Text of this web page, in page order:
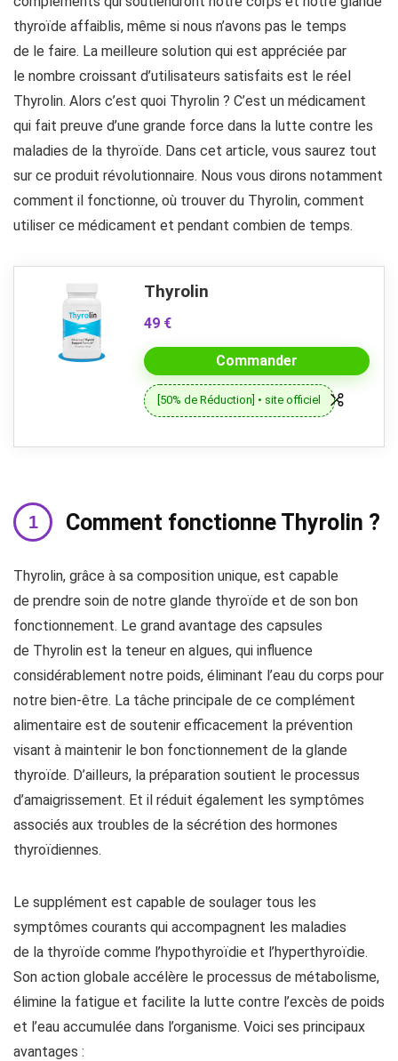
thyroïde affaiblis, même si nous n’avons pas le temps
de le faire. La meilleure solution qui est appréciée par
le nombre croissant d’utilisateurs satisfaits est le réel
Thyrolin. Alors c’est quoi Thyrolin ? C’est un médicament
qui fait preuve d’une grande force dans la lutte contre les
maladies de la thyroïde. Dans cet article, vous saurez tout
sur ce produit révolutionnaire. Nous vous dirons notamment
comment il fonctionne, où trouver du Thyrolin, comment
utiliser ce médicament et pendant combien de temps.
Thyrolin
49 €
Commander
[50% de Réduction] • site officiel
Comment fonctionne Thyrolin ?
Thyrolin, grâce à sa composition unique, est capable
de prendre soin de notre glande thyroïde et de son bon
fonctionnement. Le grand avantage des capsules
de Thyrolin est la teneur en algues, qui influence
considérablement notre poids, éliminant l’eau du corps pour
notre bien-être. La tâche principale de ce complément
alimentaire est de soutenir efficacement la prévention
visant à maintenir le bon fonctionnement de la glande
thyroïde. D’ailleurs, la préparation soutient le processus
d’amaigrissement. Et il réduit également les symptômes
associés aux troubles de la sécrétion des hormones
thyroïdiennes.
Le supplément est capable de soulager tous les
symptômes courants qui accompagnent les maladies
de la thyroïde comme l’hypothyroïdie et l’hyperthyroïdie.
Son action globale accélère le processus de métabolisme,
élimine la fatigue et facilite la lutte contre l’excès de poids
et l’eau accumulée dans l’organisme. Voici ses principaux
avantages :